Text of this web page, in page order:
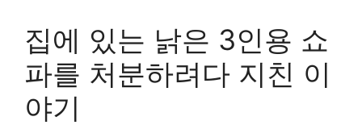
집에 있는 낡은 3인용 쇼
파를 처분하려다 지친 이
야기